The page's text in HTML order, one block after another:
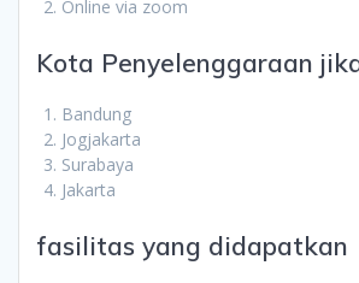
Online via zoom
Kota Penyelenggaraan
Bandung
Jogjakarta
Surabaya
Jakarta
fasilitas yang didapatkan